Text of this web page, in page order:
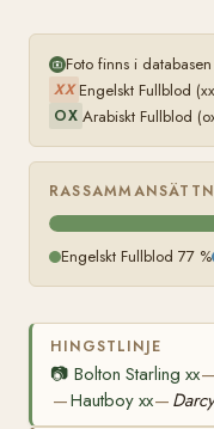
Foto finns i databasen
XX Engelskt Fullblod
OX Arabiskt Fullblod
Engelskt Fullblod 77 %
HINGSTLINJE
📷 Bolton Starling xx—
—Hautboy xx—